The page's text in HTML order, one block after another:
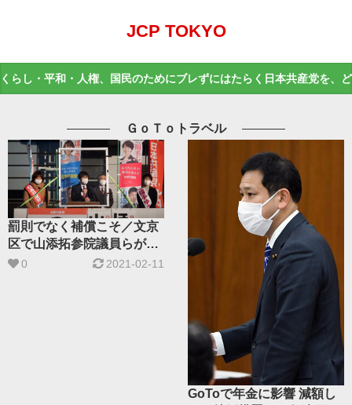
JCP TOKYO
くらし・平和・人権、国民のためにブレずにはたらく日本共産党を、
ＧｏＴｏトラベル
罰則でなく補償こそ／文京
区で山添拓参院議員らが街
宣0 2021-02-11
GoToで年金に影響 減額し